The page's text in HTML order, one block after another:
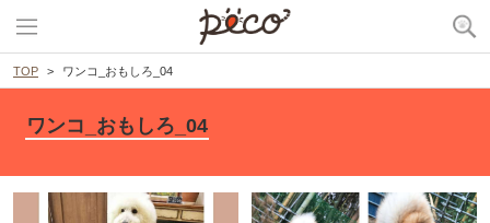
TOP ワンコ_おもしろ_04
ワンコ_おもしろ_04